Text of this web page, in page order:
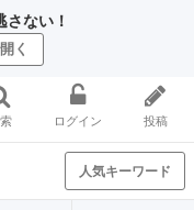
ない！
く
ログイン 投稿
人気キーワード